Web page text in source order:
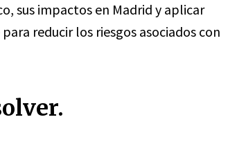
sus impactos en Madrid y aplicar
reducir los riesgos asociados con